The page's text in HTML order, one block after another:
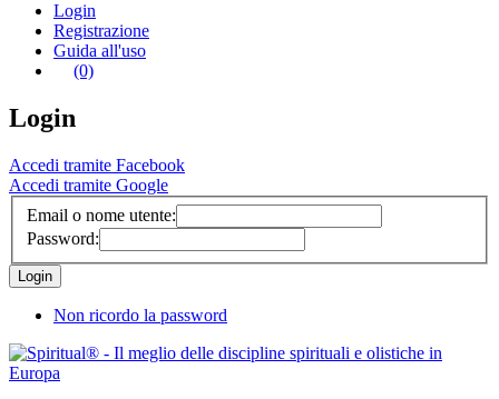
Login
Registrazione
Guida all'uso
(0)
Login
Accedi tramite Facebook
Accedi tramite Google
Email o nome utente:
Password:
Non ricordo la password